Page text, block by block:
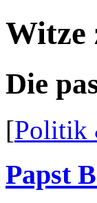
Witze
Die
[Politik
Papst